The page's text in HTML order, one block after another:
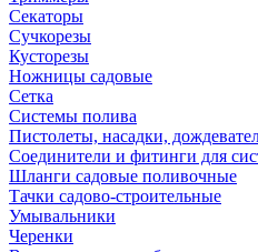
Секаторы
Сучкорезы
Кусторезы
Ножницы садовые
Сетка
Системы полива
Пистолеты, насадки,
Соединители и фитинги для
Шланги садовые поливочные
Тачки садово-строительные
Умывальники
Черенки